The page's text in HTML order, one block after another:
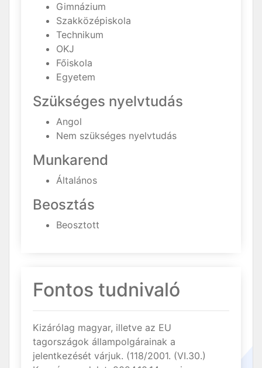
Gimnázium
Szakközépiskola
Technikum
OKJ
Főiskola
Egyetem
Szükséges nyelvtudás
Angol
Nem szükséges nyelvtudás
Munkarend
Általános
Beosztás
Beosztott
Fontos tudnivaló
Kizárólag magyar, illetve az EU
tagországok állampolgárainak a
jelentkezését várjuk. (118/2001. (VI.30.)